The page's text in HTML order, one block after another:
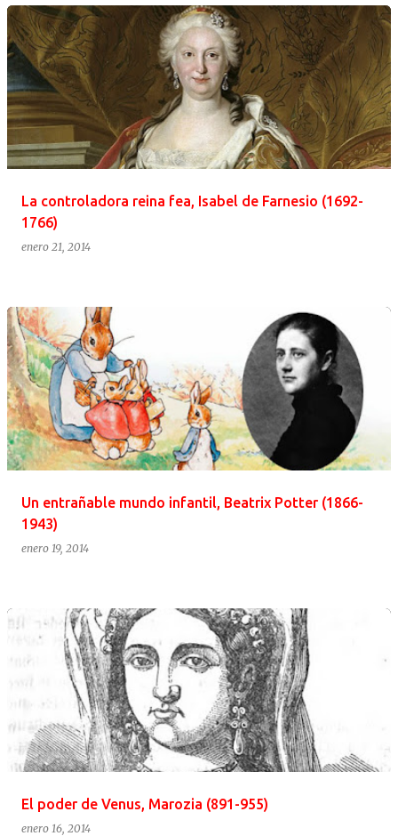
La controladora reina fea, Isabel de Farnesio (1692-
1766)
enero 21, 2014
Un entrañable mundo infantil, Beatrix Potter (1866-
1943)
enero 19, 2014
El poder de Venus, Marozia (891-955)
enero 16, 2014